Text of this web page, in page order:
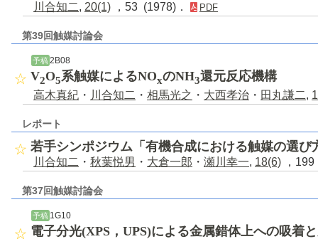
川合知二, 20(1) ，53 (1978)． PDF
第39回触媒討論会
予稿 2B08
V2O5系触媒によるNOxのNH3還元反応機構
高木真紀 ・ 川合知二 ・ 相馬光之 ・ 大西孝治 ・ 田丸謙二,
レポート
若手シンポジウム「有機合成における触媒の選び
川合知二 ・ 秋葉悦男 ・ 大倉一郎 ・ 瀬川幸一, 18(6) ，
第37回触媒討論会
予稿 1G10
電子分光(XPS，UPS)による金属錯体上への吸着